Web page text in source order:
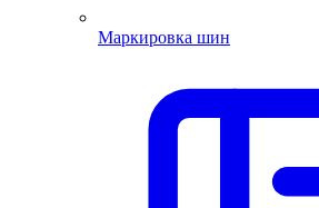
Маркировка шин